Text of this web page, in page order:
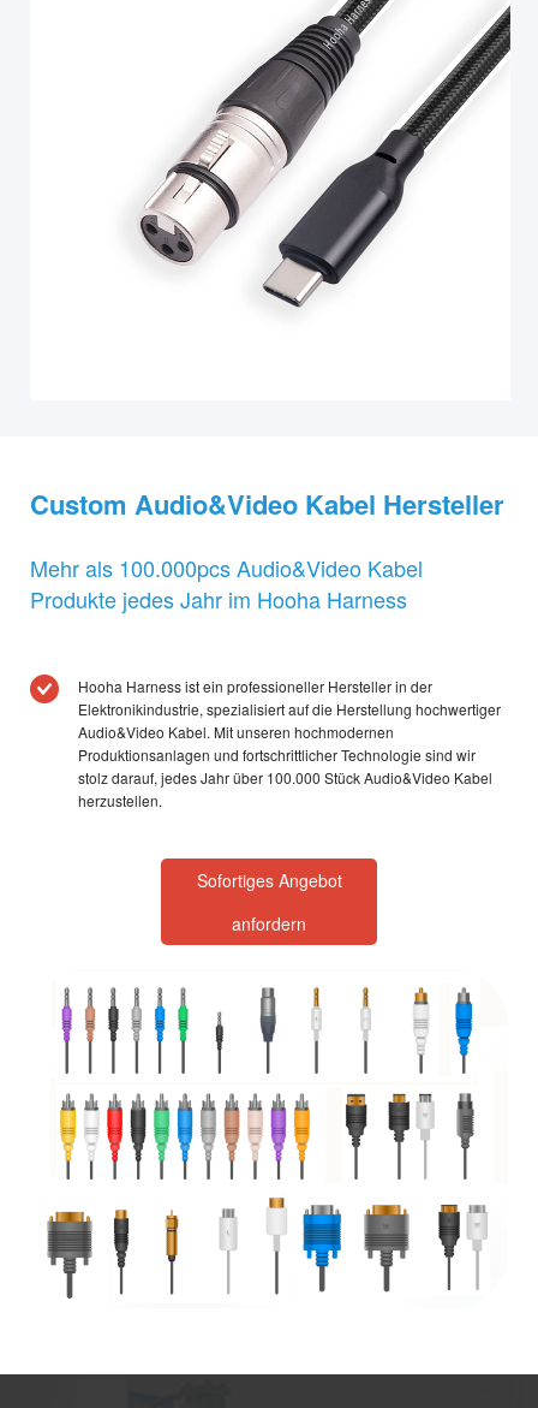
Custom Audio&Video Kabel Hersteller
Mehr als 100.000pcs Audio&Video Kabel
Produkte jedes Jahr im Hooha Harness
Hooha Harness ist ein professioneller Hersteller in der
Elektronikindustrie, spezialisiert auf die Herstellung hochwertiger
Audio&Video Kabel. Mit unseren hochmodernen
Produktionsanlagen und fortschrittlicher Technologie sind wir
stolz darauf, jedes Jahr über 100.000 Stück Audio&Video Kabel
herzustellen.
Sofortiges Angebot
anfordern